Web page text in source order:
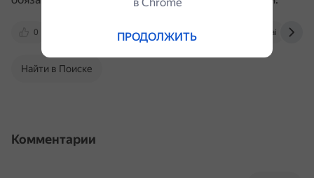
0 xn--80ae7bem.xn--d1alsn.xn--b1aew.xn--p1ai
Найти в Поиске
Комментарии
ПРОДОЛЖИТЬ